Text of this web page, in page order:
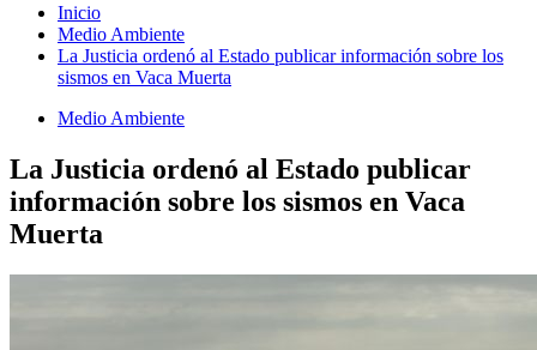
Saltar
contenido
Inicio
Medio Ambiente
La Justicia ordenó al Estado publicar información sobre los
sismos en Vaca Muerta
Medio Ambiente
La Justicia ordenó al Estado publicar
información sobre los sismos en Vaca
Muerta